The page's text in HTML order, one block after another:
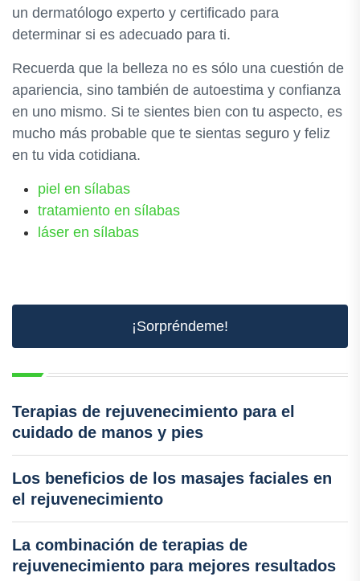
un dermatólogo experto y certificado para
determinar si es adecuado para ti.
Recuerda que la belleza no es sólo una cuestión de
apariencia, sino también de autoestima y confianza
en uno mismo. Si te sientes bien con tu aspecto, es
mucho más probable que te sientas seguro y feliz
en tu vida cotidiana.
piel en sílabas
tratamiento en sílabas
láser en sílabas
¡Sorpréndeme!
Terapias de rejuvenecimiento para el
cuidado de manos y pies
Los beneficios de los masajes faciales en
el rejuvenecimiento
La combinación de terapias de
rejuvenecimiento para mejores resultados